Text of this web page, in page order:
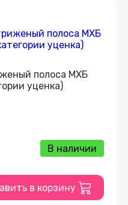
полоса МХБ
уценка)
В наличии
в корзину